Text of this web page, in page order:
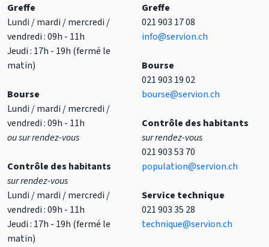
Greffe
Lundi / mardi / mercredi /
vendredi : 09h - 11h
Jeudi : 17h - 19h (fermé le
matin)
Bourse
Lundi / mardi / mercredi /
vendredi : 09h - 11h
ou sur rendez-vous
Contrôle des habitants
sur rendez-vous
Lundi / mardi / mercredi /
vendredi : 09h - 11h
Jeudi : 17h - 19h (fermé le
matin)
Greffe
021 903 17 08
info@servion.ch
Bourse
021 903 19 02
bourse@servion.ch
Contrôle des habitants
sur rendez-vous
021 903 53 70
population@servion.ch
Service technique
021 903 35 28
technique@servion.ch